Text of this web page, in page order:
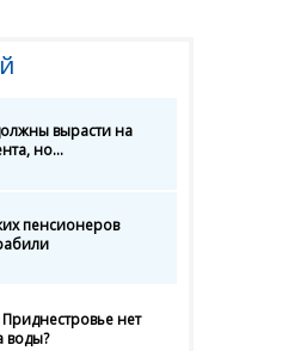
вырасти на
но...
пенсионеров
нет
воды?